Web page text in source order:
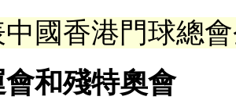
國香港門球總
和殘特奧會